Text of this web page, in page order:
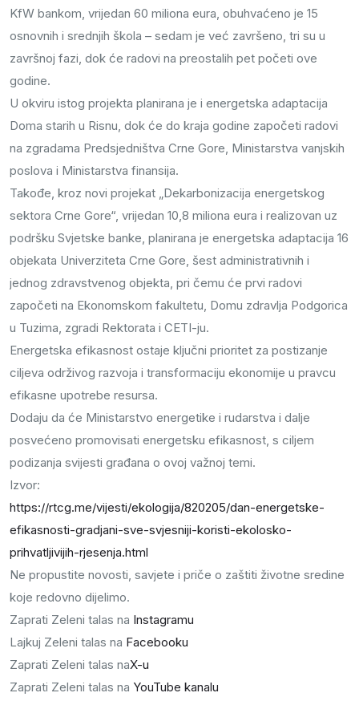
KfW bankom, vrijedan 60 miliona eura, obuhvaćeno je 15
osnovnih i srednjih škola – sedam je već završeno, tri su u
završnoj fazi, dok će radovi na preostalih pet početi ove
godine.
U okviru istog projekta planirana je i energetska adaptacija
Doma starih u Risnu, dok će do kraja godine započeti radovi
na zgradama Predsjedništva Crne Gore, Ministarstva vanjskih
poslova i Ministarstva finansija.
Takođe, kroz novi projekat „Dekarbonizacija energetskog
sektora Crne Gore“, vrijedan 10,8 miliona eura i realizovan uz
podršku Svjetske banke, planirana je energetska adaptacija 16
objekata Univerziteta Crne Gore, šest administrativnih i
jednog zdravstvenog objekta, pri čemu će prvi radovi
započeti na Ekonomskom fakultetu, Domu zdravlja Podgorica
u Tuzima, zgradi Rektorata i CETI-ju.
Energetska efikasnost ostaje ključni prioritet za postizanje
ciljeva održivog razvoja i transformaciju ekonomije u pravcu
efikasne upotrebe resursa.
Dodaju da će Ministarstvo energetike i rudarstva i dalje
posvećeno promovisati energetsku efikasnost, s ciljem
podizanja svijesti građana o ovoj važnoj temi.
Izvor:
https://rtcg.me/vijesti/ekologija/820205/dan-energetske-
efikasnosti-gradjani-sve-svjesniji-koristi-ekolosko-
prihvatljivijih-rjesenja.html
Ne propustite novosti, savjete i priče o zaštiti životne sredine
koje redovno dijelimo.
Zaprati Zeleni talas na Instagramu
Lajkuj Zeleni talas na Facebooku
Zaprati Zeleni talas naX-u
Zaprati Zeleni talas na YouTube kanalu